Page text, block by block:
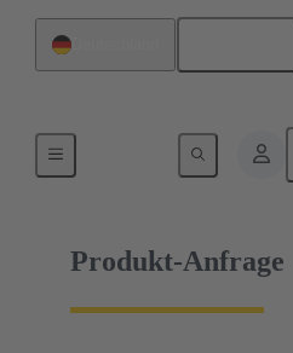
19 15 523 5196
Produkt-Anfrage